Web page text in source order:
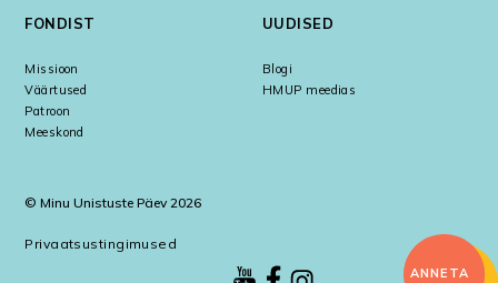
ANNETA
FONDIST
Missioon
Väärtused
Patroon
Meeskond
UUDISED
Blogi
HMUP meedias
© Minu Unistuste Päev 2026
Privaatsustingimused